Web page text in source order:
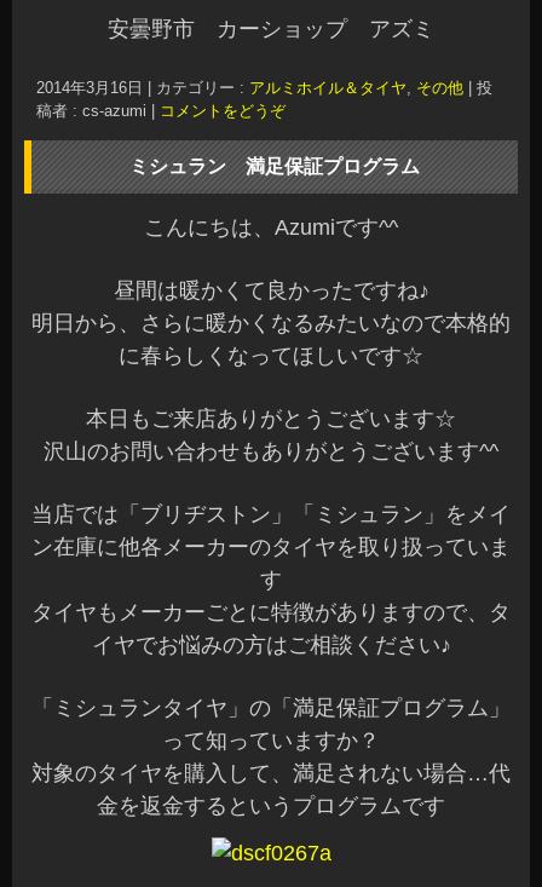
安曇野市 カーショップ アズミ
2014年3月16日 カテゴリー : アルミホイル＆タイヤ, その他
投
稿者 : cs-azumi
コメントをどうぞ
ミシュラン 満足保証プログラム
こんにちは、Azumiです^^
昼間は暖かくて良かったですね♪
明日から、さらに暖かくなるみたいなので本格的
に春らしくなってほしいです☆
本日もご来店ありがとうございます☆
沢山のお問い合わせもありがとうございます^^
当店では「ブリヂストン」「ミシュラン」をメイ
ン在庫に他各メーカーのタイヤを取り扱っていま
す
タイヤもメーカーごとに特徴がありますので、タ
イヤでお悩みの方はご相談ください♪
「ミシュランタイヤ」の「満足保証プログラム」
って知っていますか？
対象のタイヤを購入して、満足されない場合…代
金を返金するというプログラムです